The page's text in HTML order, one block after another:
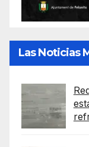
Las Noticias